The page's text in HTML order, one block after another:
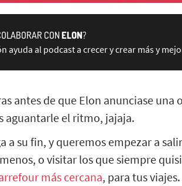
CONELON?
ayuda al podcast a crecer y crear más y
antes de que Elon anunciase
aguantarle el ritmo, jajaja.
a su fin, y queremos empezar a
o visitar los que siempre
más cercana, para tus